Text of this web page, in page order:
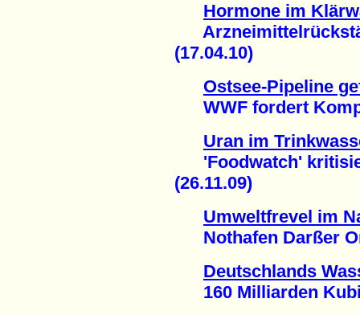
Hormone im
(17.04.10)
Ostsee-Pipeline
WWF fordert
Uran im
'Foodwatch'
(26.11.09)
Umweltfrevel im
Nothafen Darßer
Deutschlands
160 Milliarden